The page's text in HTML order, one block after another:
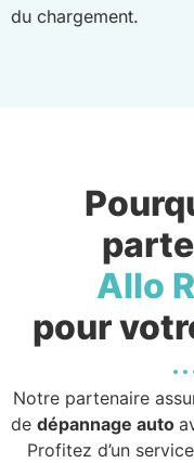
du chargement.
Allo
pour
Notre partenaire
de dépannage auto
Profitez d’un